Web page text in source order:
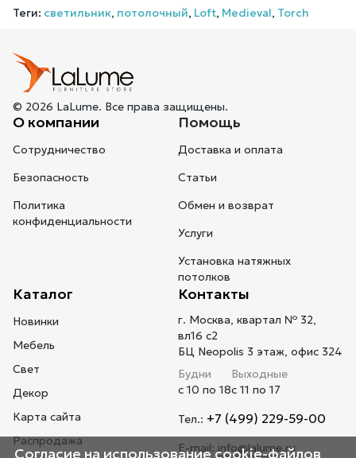
Теги: светильник, потолочный, Loft, Medieval, Torch
© 2026 LaLume. Все права защищены.
О компании
Сотрудничество
Безопасность
Политика
конфиденциальности
Помощь
Доставка и оплата
Статьи
Обмен и возврат
Услуги
Установка натяжных
потолков
Каталог
Новинки
Мебель
Свет
Декор
Карта сайта
Распродажа
Контакты
г. Москва, квартал № 32,
вл16 с2
БЦ Neopolis 3 этаж, офис 324
Будни
с 10 по 18
Выходные
с 11 по 17
Тел.: +7 (499) 229-59-00
E-mail: info@lalume.ru
Согласие на использование cookie-файлов